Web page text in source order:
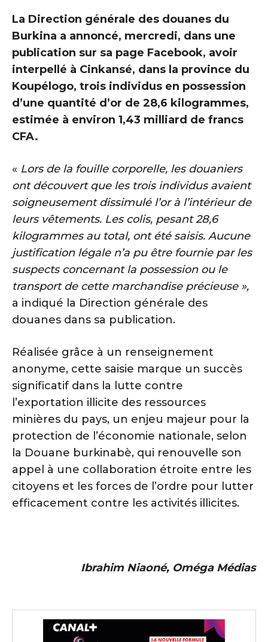
La Direction générale des douanes du
Burkina a annoncé, mercredi, dans une
publication sur sa page Facebook, avoir
interpellé à Cinkansé, dans la province du
Koupélogo, trois individus en possession
d’une quantité d’or de 28,6 kilogrammes,
estimée à environ 1,43 milliard de francs
CFA.
« Lors de la fouille corporelle, les douaniers
ont découvert que les trois individus avaient
soigneusement dissimulé l’or à l’intérieur de
leurs vêtements. Les colis, pesant 28,6
kilogrammes au total, ont été saisis. Aucune
justification légale n’a pu être fournie par les
suspects concernant la possession ou le
transport de cette marchandise précieuse »,
a indiqué la Direction générale des
douanes dans sa publication.
Réalisée grâce à un renseignement
anonyme, cette saisie marque un succès
significatif dans la lutte contre
l’exportation illicite des ressources
minières du pays, un enjeu majeur pour la
protection de l’économie nationale, selon
la Douane burkinabè, qui renouvelle son
appel à une collaboration étroite entre les
citoyens et les forces de l’ordre pour lutter
efficacement contre les activités illicites.
Ibrahim Niaoné, Oméga Médias